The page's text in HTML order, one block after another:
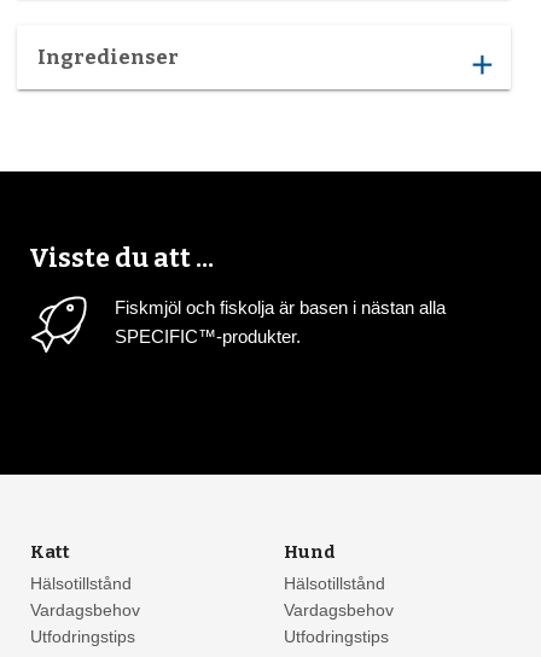
Ingredienser add
Visste du att ...
Fiskmjöl och fiskolja är basen i nästan alla
SPECIFIC™-produkter.
Katt
Hälsotillstånd
Vardagsbehov
Utfodringstips
Hund
Hälsotillstånd
Vardagsbehov
Utfodringstips